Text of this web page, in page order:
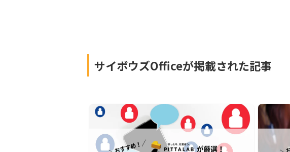
サイボウズOfficeが掲載された記事